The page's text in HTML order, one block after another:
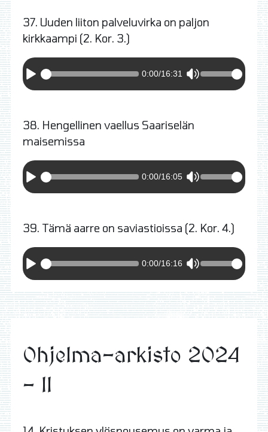
37. Uuden liiton palveluvirka on paljon
kirkkaampi (2. Kor. 3.)
0:00/16:31
38. Hengellinen vaellus Saariselän
maisemissa
0:00/16:05
39. Tämä aarre on saviastioissa (2. Kor. 4.)
0:00/16:16
Ohjelma-arkisto 2024
- II